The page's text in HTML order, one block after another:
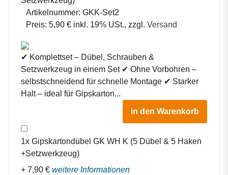
Artikelnummer: GKK-Set2
Preis: 5,90 € inkl. 19% USt., zzgl. Versand
✔ Komplettset – Dübel, Schrauben &
Setzwerkzeug in einem Set ✔ Ohne Vorbohren –
selbstschneidend für schnelle Montage ✔ Starker
Halt – ideal für Gipskarton...
in den Warenkorb
1x Gipskartondübel GK WH K (5 Dübel & 5 Haken
+Setzwerkzeug)
+ 7,90 € weitere Informationen